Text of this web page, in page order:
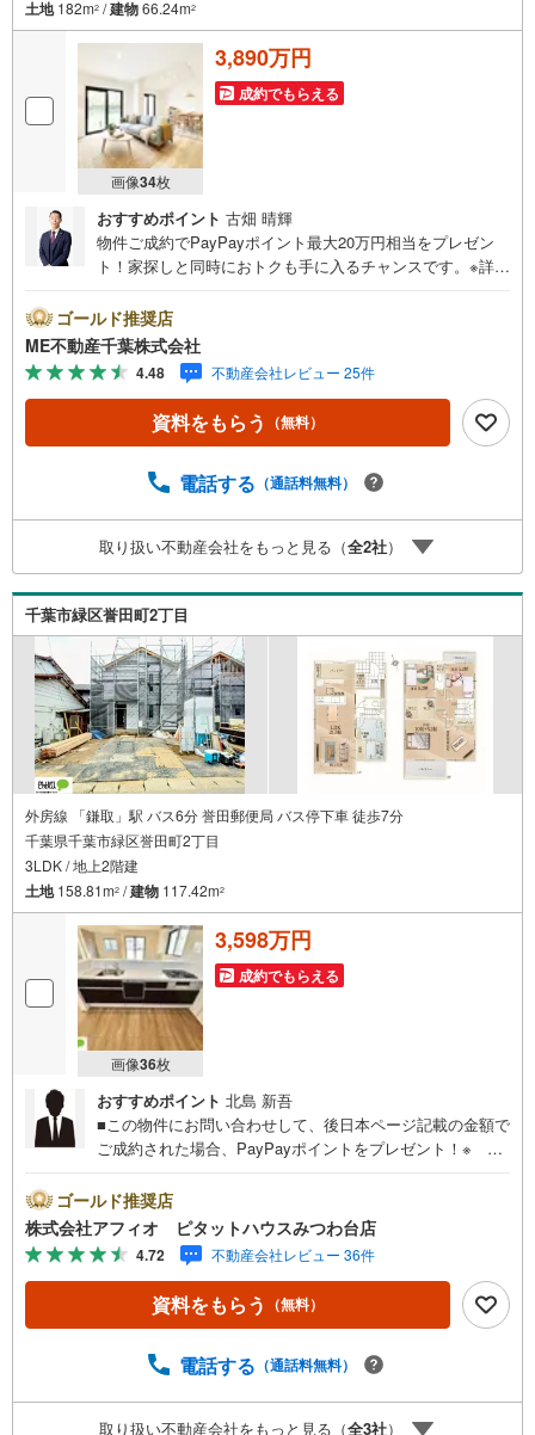
土地182m2 /建物66.24m2
画像34枚
3,890万円
成約でもらえる
おすすめポイント 古畑 晴輝
物件ご成約でPayPayポイント最大20万円相当をプレゼン
ト！家探しと同時におトクも手に入るチャンスです。※詳し
送迎無料！頭金なし・銀行比較＆相談可！ テレビで紹介さ
れた『やどかリッチ』使えます！豊かに過ごすには『イン
テリア』家具や家電と『エクステリア』カーポートや楽し
める庭、この充実度で変わってきます。これらを一括で購
入でき、その代金を住宅ローンに組み込むことが可能なサ
ービス、それがやどかリッチです。 頭金0円でもOK！（諸
の？疾病ってなに？ローン組めるかな？」わからないこと
ーンの組み方、知らないと損する税金のこと等トータルで
サポート致します！
ゴールド推奨店
ME不動産千葉株式会社
4.48 不動産会社レビュー 25件
資料をもらう （無料）
電話する （通話料無料）
取り扱い不動産会社をもっと見る（全2社）
千葉市緑区誉田町2丁目
外房線 「鎌取」駅 バス6分 誉田郵便局 バス停下車 徒歩7分
千葉県千葉市緑区誉田町2丁目
3LDK / 地上2階建
土地158.81m2 /建物 117.42m2
画像36枚
3,598万円
成約でもらえる
おすすめポイント 北島 新吾
■この物件にお問い合わせして、後日本ページ記載の金額で
ご成約された場合、PayPayポイントをプレゼント！※ 条
中‥365日ご案内いつでも大歓迎!!JR外房線「誉田」駅から
徒歩19分/誉田小中学校まで徒歩9分以内お子様の通学も安
心です■広々リビング21.5帖！家族みんなでゆったり過ごせ
ますね■間仕切りをつけて4LDKとしてもお使いいただけま
す■リビング全体を見渡せるカウンターキッチン■奥様の家
事が捗る食洗機■クローゼット充実！収納豊富が自慢です■
く暮らしやすいエリアです●お客様の笑顔のために。・*
さい！● お客様の一生の宝物になるお家探しの、心強いパ
ゴールド推奨店
株式会社アフィオ ピタットハウスみつわ台店
4.72 不動産会社レビュー 36件
資料をもらう （無料）
電話する （通話料無料）
取り扱い不動産会社をもっと見る（全3社）